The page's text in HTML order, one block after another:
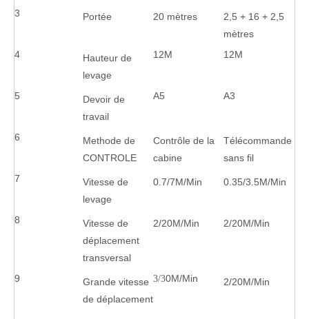
3 Portée 20 mètres
2,5 + 16 + 2,5
mètres
4
Hauteur de
levage
12M 12M
5
Devoir de
travail
A5 A3
6
Methode de
CONTROLE
Contrôle de la
cabine
Télécommande
sans fil
7
Vitesse de
levage
0.7/7M/Min 0.35/3.5M/Min
8
Vitesse de
déplacement
transversal
2/20M/Min 2/20M/Min
9
Grande vitesse
de déplacement
3/30M/Min 2/20M/Min